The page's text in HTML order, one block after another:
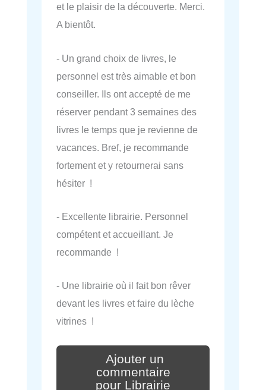
et le plaisir de la découverte. Merci.
A bientôt.
- Un grand choix de livres, le
personnel est très aimable et bon
conseiller. Ils ont accepté de me
réserver pendant 3 semaines des
livres le temps que je revienne de
vacances. Bref, je recommande
fortement et y retournerai sans
hésiter !
- Excellente librairie. Personnel
compétent et accueillant. Je
recommande !
- Une librairie où il fait bon rêver
devant les livres et faire du lèche
vitrines !
Ajouter un
commentaire
pour Librairie